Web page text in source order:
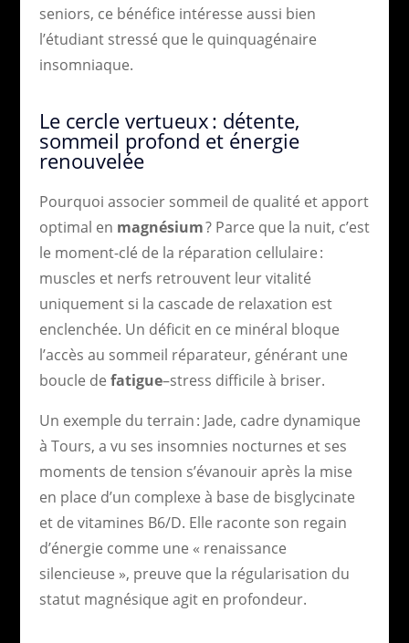
seniors, ce bénéfice intéresse aussi bien
l’étudiant stressé que le quinquagénaire
insomniaque.
Le cercle vertueux : détente,
sommeil profond et énergie
renouvelée
Pourquoi associer sommeil de qualité et apport
optimal en magnésium? Parce que la nuit, c’est
le moment-clé de la réparation cellulaire :
muscles et nerfs retrouvent leur vitalité
uniquement si la cascade de relaxation est
enclenchée. Un déficit en ce minéral bloque
l’accès au sommeil réparateur, générant une
boucle de fatigue–stress difficile à briser.
Un exemple du terrain : Jade, cadre dynamique
à Tours, a vu ses insomnies nocturnes et ses
moments de tension s’évanouir après la mise
en place d’un complexe à base de bisglycinate
et de vitamines B6/D. Elle raconte son regain
d’énergie comme une « renaissance
silencieuse », preuve que la régularisation du
statut magnésique agit en profondeur.